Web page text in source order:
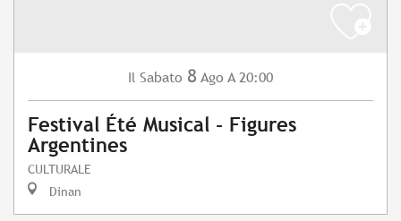
Il Sabato 8 Ago A 20:00
Festival Été Musical - Figures
Argentines
CULTURALE
Dinan